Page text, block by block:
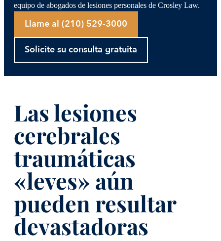
equipo de abogados de lesiones personales de Crosley Law.
Llame al (210) 529-3000
Solicite su consulta gratuita
Las lesiones
cerebrales
traumáticas
«leves» aún
pueden resultar
devastadoras